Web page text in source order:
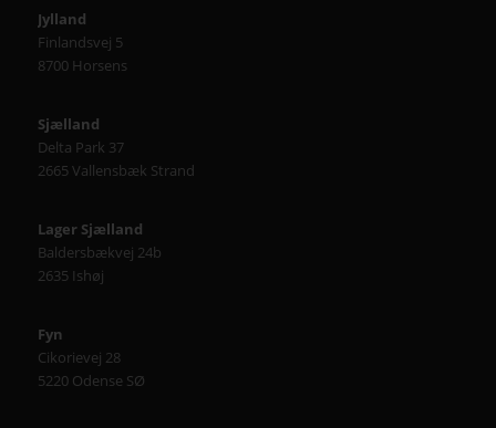
Jylland
Finlandsvej 5
8700 Horsens
Sjælland
Delta Park 37
2665 Vallensbæk Strand
Lager Sjælland
Baldersbækvej 24b
2635 Ishøj
Fyn
Cikorievej 28
5220 Odense SØ